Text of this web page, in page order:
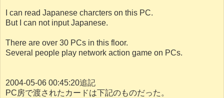
I can read Japanese charcters on this PC.
But I can not input Japanese.
There are over 30 PCs in this floor.
Several people play network action game on PCs.
2004-05-06 00:45:20追記
PC房で渡されたカードは下記のものだった。